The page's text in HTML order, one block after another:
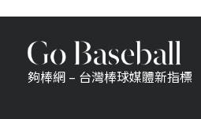
夠棒網 – 台灣棒球媒體新指標